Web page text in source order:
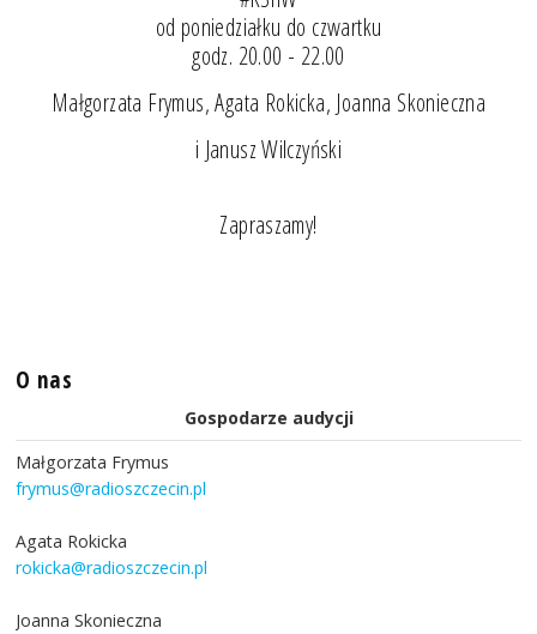
od poniedziałku do czwartku
godz. 20.00 - 22.00
Małgorzata Frymus, Agata Rokicka, Joanna Skonieczna
i Janusz Wilczyński
Zapraszamy!
O nas
Gospodarze audycji
Małgorzata Frymus
frymus@radioszczecin.pl
Agata Rokicka
rokicka@radioszczecin.pl
Joanna Skonieczna